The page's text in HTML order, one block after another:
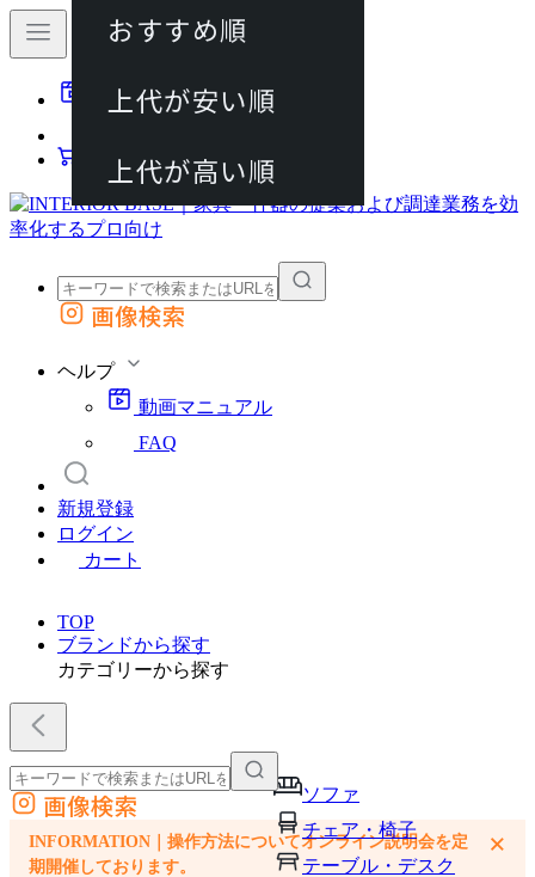
動画マニュアル
カート
外部サイトの商品をカートに追加
画像検索
ヘルプ
動画マニュアル
FAQ
新規登録
ログイン
カート
TOP
ブランドから探す
カテゴリーから探す
ソファ
チェア・椅子
テーブル・デスク
外部サイトの商品をカートに追加
他のサイトで見つけた商品ページのURLを貼り付けて、カートに追加できます
画像検索
INFORMATION｜操作方法についてオンライン説明会を定
期開催しております。
×
おすすめ順
上代が安い順
上代が高い順